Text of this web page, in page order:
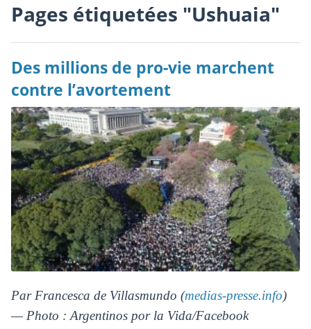
Pages étiquetées "Ushuaia"
Des millions de pro-vie marchent
contre l’avortement
Par Francesca de Villasmundo (medias-presse.info)
— Photo : Argentinos por la Vida/Facebook